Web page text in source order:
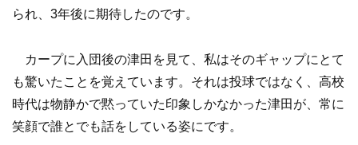
られ、3年後に期待したのです。
カープに入団後の津田を見て、私はそのギャップにとて
も驚いたことを覚えています。それは投球ではなく、高校
時代は物静かで黙っていた印象しかなかった津田が、常に
笑顔で誰とでも話をしている姿にです。